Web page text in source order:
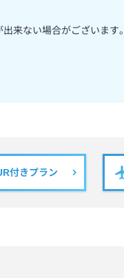
来ない場合がございます。
付きプラン